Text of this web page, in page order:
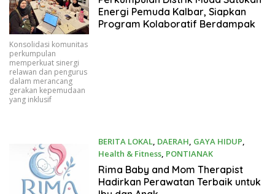
Konsolidasi komunitas
perkumpulan
memperkuat sinergi
relawan dan pengurus
dalam merancang
gerakan kepemudaan
yang inklusif
Energi Pemuda Kalbar, Siapkan
Program Kolaboratif Berdampak
BERITA LOKAL, DAERAH, GAYA HIDUP,
Health & Fitness, PONTIANAK
06/15/2026
Rima Baby and Mom Therapist
Hadirkan Perawatan Terbaik untuk